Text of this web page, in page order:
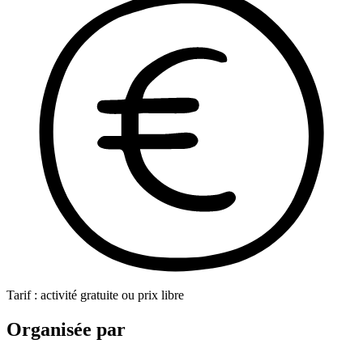
Tarif : activité gratuite ou prix libre
Organisée par